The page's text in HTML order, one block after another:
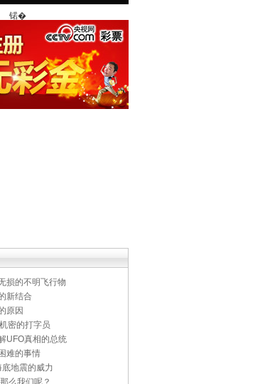
锘�
损的不明飞行物
新结合
原因
密的打字员
UFO真相的总统
难的事情
地震的威力
么我们呢？